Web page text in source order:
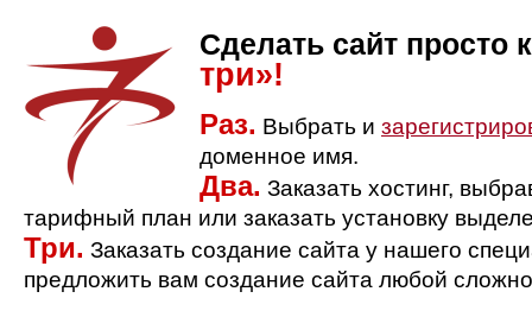
Сделать сайт просто
три»!
Раз. Выбрать и
доменное имя.
Два. Заказать хостинг,
тарифный план или заказать установку
Три. Заказать создание сайта у нашего
предложить вам создание сайта любой